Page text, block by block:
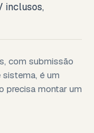
inclusos,
com submissão
é um
precisa montar um